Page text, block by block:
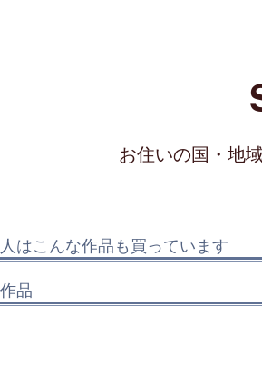
お住いの国・地
はこんな作品も買っています
品